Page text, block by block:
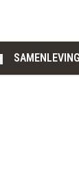
SAMENLEVING